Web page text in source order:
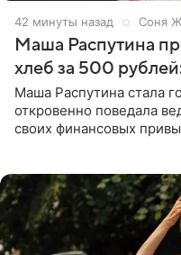
42 минуты назад Соня
Маша Распутина
хлеб за 500
Маша Распутина стала
откровенно поведала
своих финансовых